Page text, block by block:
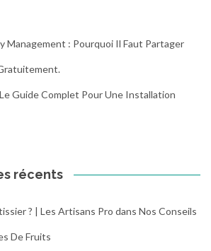
Management : Pourquoi Il Faut Partager
Guide Complet Pour Une Installation
récents
? | Les Artisans Pro dans Nos Conseils
De Fruits